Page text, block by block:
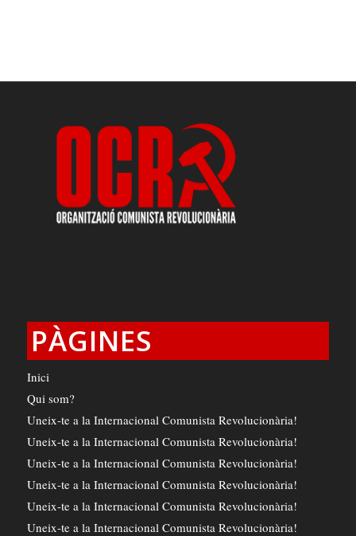
PÀGINES
Inici
Qui som?
Uneix-te a la Internacional Comunista Revolucionària!
Uneix-te a la Internacional Comunista Revolucionària!
Uneix-te a la Internacional Comunista Revolucionària!
Uneix-te a la Internacional Comunista Revolucionària!
Uneix-te a la Internacional Comunista Revolucionària!
Uneix-te a la Internacional Comunista Revolucionària!